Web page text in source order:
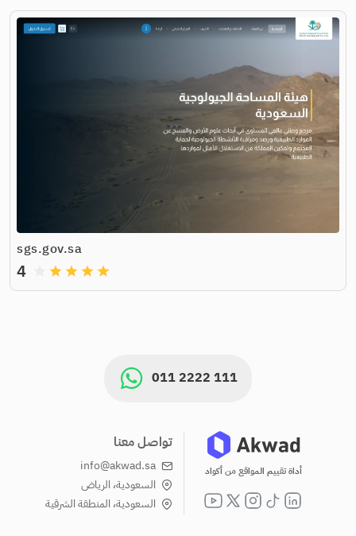
sgs.gov.sa
grade
grade
grade
grade
4
011 2222 111
أداة تقييم المواقع من أكواد
تواصل معنا
info@akwad.sa
السعودية، الرياض
السعودية، المنطقة الشرقية